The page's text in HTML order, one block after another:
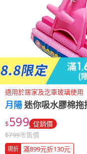
適用於居家及汔車玻璃使用
月陽迷你吸水膠棉
$599 促銷價
$799市售價
現折 滿899元折130元